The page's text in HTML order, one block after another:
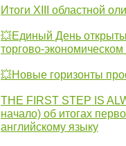
Итоги XIII областной
💥Единый День
торгово-
💥Новые горизонты
THE FIRST STEP IS
начало) об итогах
английскому языку